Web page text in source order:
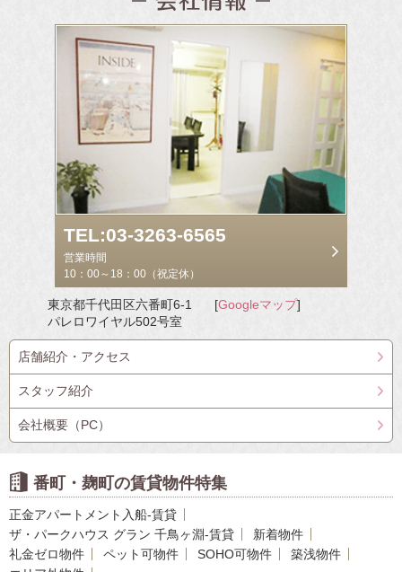
TEL:03-3263-6565
営業時間
10：00～18：00（祝定休）
東京都千代田区六番町6-1
パレロワイヤル502号室
[Googleマップ]
店舗紹介・アクセス
スタッフ紹介
会社概要（PC）
番町・麹町の賃貸物件特集
正金アパートメント入船-賃貸
ザ・パークハウス グラン 千鳥ヶ淵-賃貸
新着物件
礼金ゼロ物件
ペット可物件 SOHO可物件
築浅物件